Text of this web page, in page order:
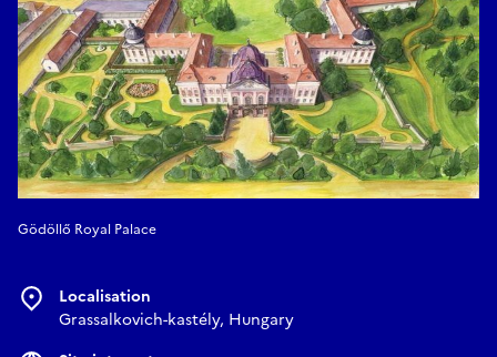
Gödöllő Royal Palace
Localisation
Grassalkovich-kastély, Hungary